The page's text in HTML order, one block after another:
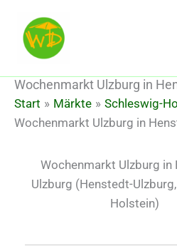
Inhalt
springen
Wochenmarkt Ulzburg in
Start Märkte
Schleswig-
Wochenmarkt Ulzburg in
Wochenmarkt Ulzburg in
Ulzburg (Henstedt-
Holstein)